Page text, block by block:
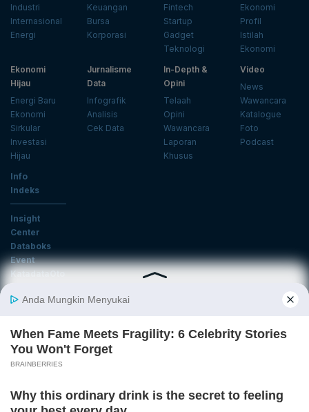
Industri
Internasional
Energi
Keuangan
Bursa
Korporasi
Fintech
Startup
Gadget
Teknologi
Ekonomi
Profil
Istilah
Ekonomi
Ekonomi
Hijau
Energi Baru
Ekonomi
Sirkular
Investasi
Hijau
Jurnalisme
Data
Infografik
Analisis
Cek Data
In-Depth &
Opini
Telaah
Opini
Wawancara
Laporan
Khusus
Video
News
Wawancara
Katalogue
Foto
Podcast
Info
Indeks
Insight
Center
Databoks
Event
KatadataOto
Email
Daftar